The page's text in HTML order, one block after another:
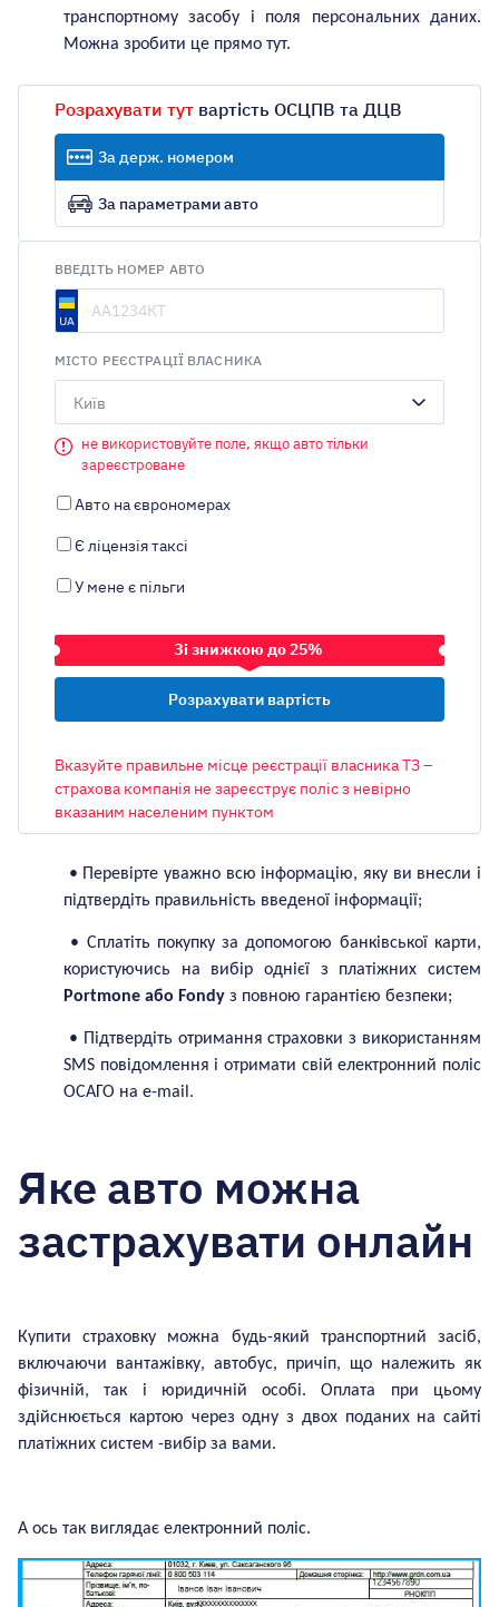
транспортному засобу і поля персональних даних.
Можна зробити це прямо тут.
Розрахувати тут вартість ОСЦПВ та ДЦВ
За держ. номером
За параметрами авто
ВВЕДІТЬ НОМЕР АВТО
МІСТО РЕЄСТРАЦІЇ ВЛАСНИКА
Київ
не використовуйте поле, якщо авто тільки
зареєстроване
Авто на єврономерах
Є ліцензія таксі
У мене є пільги
Зі знижкою до 25%
ОБ’ЄМ ДВИГУНА
Київ
Є ліцензія таксі
Вказуйте правильне місце реєстрації власника ТЗ –
страхова компанія не зареєструє поліс з невірно
вказаним населеним пунктом
• Перевірте уважно всю інформацію, яку ви внесли і
підтвердіть правильність введеної інформації;
• Сплатіть покупку за допомогою банківської карти,
користуючись на вибір однієї з платіжних систем
Portmone або Fondy з повною гарантією безпеки;
• Підтвердіть отримання страховки з використанням
SMS повідомлення і отримати свій електронний поліс
ОСАГО на e-mail.
Яке авто можна
застрахувати онлайн
Купити страховку можна будь-який транспортний засіб,
включаючи вантажівку, автобус, причіп, що належить як
фізичній, так і юридичній особі. Оплата при цьому
здійснюється картою через одну з двох поданих на сайті
платіжних систем -вибір за вами.
А ось так виглядає електронний поліс.